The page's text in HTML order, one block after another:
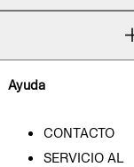
Ayuda
CONTACTO
SERVICIO AL